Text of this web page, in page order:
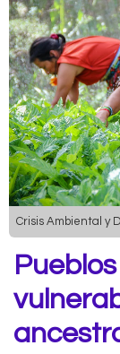
Crisis Ambiental y